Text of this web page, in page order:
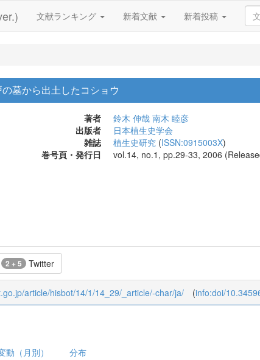
文献ランキング 新着文献 新着投稿
墓から出土したコショウ
著者 鈴木 伸哉 南木 睦彦
出版者
日本植生史学会
雑誌
植生史研究 (ISSN:0915003X)
巻号頁・発行日
vol.14, no.1, pp.29-33, 2006
2 + 5 Twitter
article/hisbot/14/1/14_29/_article/-char/ja/ (info:doi/
動（月別） 分布